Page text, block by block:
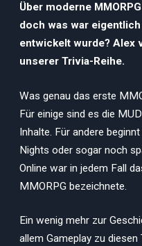
Über moderne
doch was war
entwickelt wurde? Alex
unserer Trivia-Reihe.
Was genau das erste
Für einige sind es die
Inhalte. Für andere
Nights oder sogar noch
Online war in jedem Fall
MMORPG bezeichnete.
Ein wenig mehr zur
allem Gameplay zu